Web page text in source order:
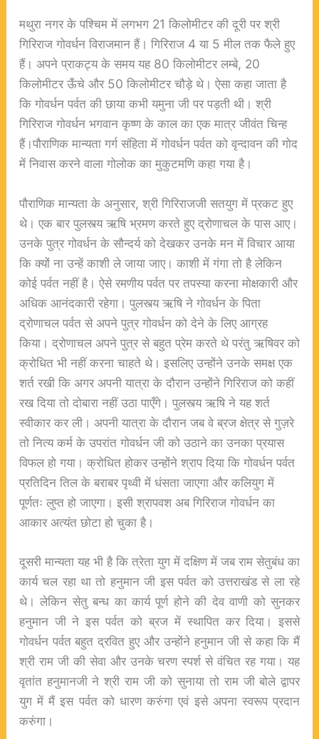
मथुरा नगर के पश्चिम में लगभग 21 किलोमीटर की दूरी पर श्री
गिरिराज गोवर्धन विराजमान हैं। गिरिराज 4 या 5 मील तक फैले हुए
हैं। अपने प्राकट्य के समय यह 80 किलोमीटर लम्बे, 20
किलोमीटर ऊँचे और 50 किलोमीटर चौड़े थे। ऐसा कहा जाता है
कि गोवर्धन पर्वत की छाया कभी यमुना जी पर पड़ती थी। श्री
गिरिराज गोवर्धन भगवान कृष्ण के काल का एक मात्र जीवंत चिन्ह
हैं।पौराणिक मान्यता गर्ग संहिता में गोवर्धन पर्वत को वृन्दावन की गोद
में निवास करने वाला गोलोक का मुकुटमणि कहा गया है।
पौराणिक मान्यता के अनुसार, श्री गिरिराजजी सतयुग में प्रकट हुए
थे। एक बार पुलस्त्य ऋषि भ्रमण करते हुए द्रोणाचल के पास आए।
उनके पुत्र गोवर्धन के सौन्दर्य को देखकर उनके मन में विचार आया
कि क्यों ना उन्हें काशी ले जाया जाए। काशी में गंगा तो है लेकिन
कोई पर्वत नहीं है। ऐसे रमणीय पर्वत पर तपस्या करना मोक्षकारी और
अधिक आनंदकारी रहेगा। पुलस्त्य ऋषि ने गोवर्धन के पिता
द्रोणाचल पर्वत से अपने पुत्र गोवर्धन को देने के लिए आग्रह
किया। द्रोणाचल अपने पुत्र से बहुत प्रेम करते थे परंतु ऋषिवर को
क्रोधित भी नहीं करना चाहते थे। इसलिए उन्होंने उनके समक्ष एक
शर्त रखी कि अगर अपनी यात्रा के दौरान उन्होंने गिरिराज को कहीं
रख दिया तो दोबारा नहीं उठा पाएँगे। पुलस्त्य ऋषि ने यह शर्त
स्वीकार कर ली। अपनी यात्रा के दौरान जब वे ब्रज क्षेत्र से गुज़रे
तो नित्य कर्म के उपरांत गोवर्धन जी को उठाने का उनका प्रयास
विफल हो गया। क्रोधित होकर उन्होंने श्राप दिया कि गोवर्धन पर्वत
प्रतिदिन तिल के बराबर पृथ्वी में धंसता जाएगा और कलियुग में
पूर्णतः लुप्त हो जाएगा। इसी श्रापवश अब गिरिराज गोवर्धन का
आकार अत्यंत छोटा हो चुका है।
दूसरी मान्यता यह भी है कि त्रेता युग में दक्षिण में जब राम सेतुबंध का
कार्य चल रहा था तो हनुमान जी इस पर्वत को उत्तराखंड से ला रहे
थे। लेकिन सेतु बन्ध का कार्य पूर्ण होने की देव वाणी को सुनकर
हनुमान जी ने इस पर्वत को ब्रज में स्थापित कर दिया। इससे
गोवर्धन पर्वत बहुत द्रवित हुए और उन्होंने हनुमान जी से कहा कि मैं
श्री राम जी की सेवा और उनके चरण स्पर्श से वंचित रह गया। यह
वृतांत हनुमानजी ने श्री राम जी को सुनाया तो राम जी बोले द्वापर
युग में मैं इस पर्वत को धारण करुंगा एवं इसे अपना स्वरूप प्रदान
करुंगा।